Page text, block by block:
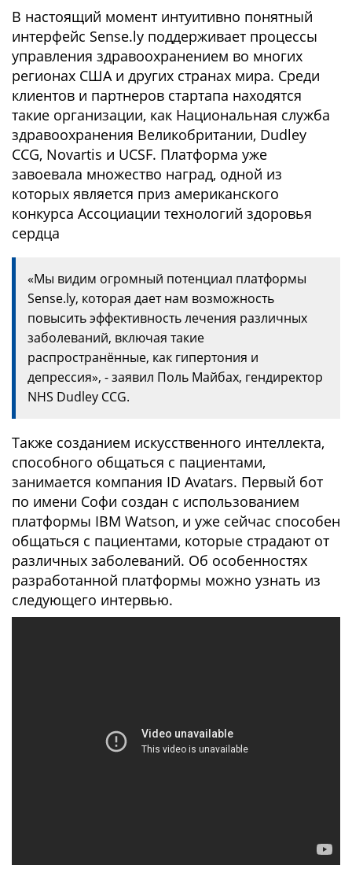
В настоящий момент интуитивно понятный
интерфейс Sense.ly поддерживает процессы
управления здравоохранением во многих
регионах США и других странах мира. Среди
клиентов и партнеров стартапа находятся
такие организации, как Национальная служба
здравоохранения Великобритании, Dudley
CCG, Novartis и UCSF. Платформа уже
завоевала множество наград, одной из
которых является приз американского
конкурса Ассоциации технологий здоровья
сердца
«Мы видим огромный потенциал платформы
Sense.ly, которая дает нам возможность
повысить эффективность лечения различных
заболеваний, включая такие
распространённые, как гипертония и
депрессия», - заявил Поль Майбах, гендиректор
NHS Dudley CCG.
Также созданием искусственного интеллекта,
способного общаться с пациентами,
занимается компания ID Avatars. Первый бот
по имени Софи создан с использованием
платформы IBM Watson, и уже сейчас способен
общаться с пациентами, которые страдают от
различных заболеваний. Об особенностях
разработанной платформы можно узнать из
следующего интервью.